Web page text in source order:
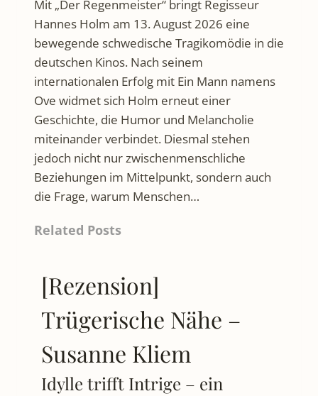
Mit „Der Regenmeister“ bringt Regisseur
Hannes Holm am 13. August 2026 eine
bewegende schwedische Tragikomödie in die
deutschen Kinos. Nach seinem
internationalen Erfolg mit Ein Mann namens
Ove widmet sich Holm erneut einer
Geschichte, die Humor und Melancholie
miteinander verbindet. Diesmal stehen
jedoch nicht nur zwischenmenschliche
Beziehungen im Mittelpunkt, sondern auch
die Frage, warum Menschen…
Related Posts
[Rezension]
Trügerische Nähe –
Susanne Kliem
Idylle trifft Intrige – ein